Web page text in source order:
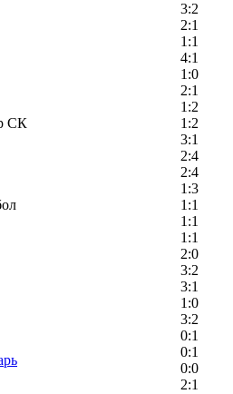
3:2
2:1
1:1
4:1
1:0
2:1
1:2
СК
1:2
3:1
2:4
2:4
1:3
1:1
1:1
1:1
2:0
3:2
3:1
1:0
3:2
0:1
0:1
0:0
2:1